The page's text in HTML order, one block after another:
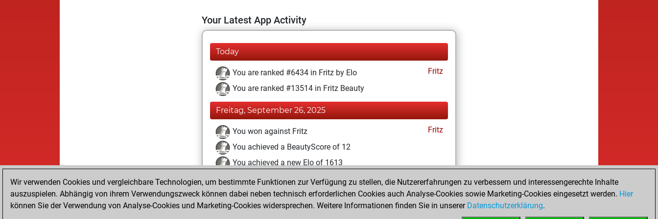
Your Latest App Activity
Today
You are ranked #6434 in Fritz by Elo
Fritz
You are ranked #13514 in Fritz Beauty
Freitag, September 26, 2025
You won against Fritz
Fritz
You achieved a BeautyScore of 12
You achieved a new Elo of 1613
Montag, Oktober 11, 2021
You created your Fritz account Fritz
Wir verwenden Cookies und vergleichbare Technologien, um bestimmte Funktionen zur Verfügung zu stellen, die Nutzererfahrungen zu verbessern und interessengerechte Inhalte
auszuspielen. Abhängig von ihrem Verwendungszweck können dabei neben technisch erforderlichen Cookies auch Analyse-Cookies sowie Marketing-Cookies eingesetzt werden. Hier
können Sie der Verwendung von Analyse-Cookies und Marketing-Cookies widersprechen. Weitere Informationen finden Sie in unserer Datenschutzerklärung.